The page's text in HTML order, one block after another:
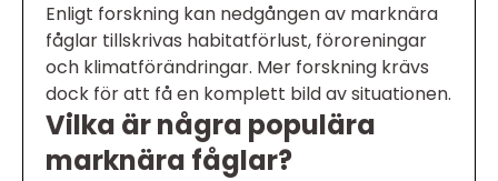
Enligt forskning kan nedgången av marknära
fåglar tillskrivas habitatförlust, föroreningar
och klimatförändringar. Mer forskning krävs
dock för att få en komplett bild av situationen.
Vilka är några populära
marknära fåglar?